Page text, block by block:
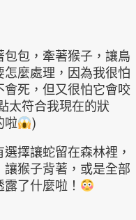
包，牽著猴子，讓鳥
麼處理，因為我很怕
死，但又很怕它會咬
太符合我現在的狀
啦
)
擇讓蛇留在森林裡，
猴子背著，或是全部
了什麼啦！